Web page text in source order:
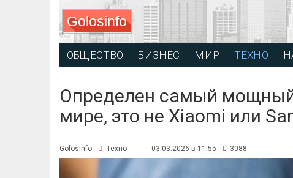
Golosinfo
ОБЩЕСТВО БИЗНЕС МИР ТЕХНО
Определен самый
мире, это не Xiaomi или
Golosinfo Техно 03.03.2026 в 11:55 3088